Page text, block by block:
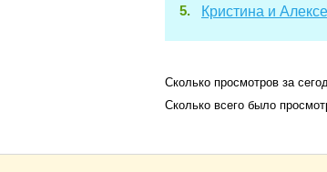
Кристина и
Сколько просмотров за
Сколько всего было